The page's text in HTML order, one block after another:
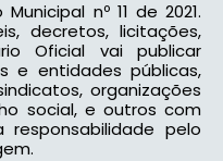
nº 11 de 2021.
decretos, licitações,
Oficial vai publicar
e entidades públicas,
organizações
social, e outros com
pelo